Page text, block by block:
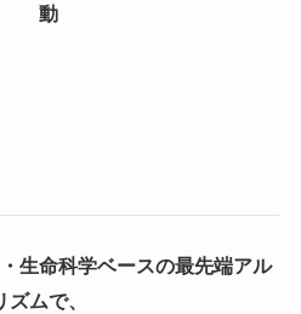
動
生命科学ベースの最先端アル
ズムで、